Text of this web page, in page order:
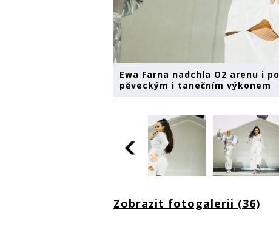
Ewa Farna nadchla O2 arenu i
pěveckým i tanečním výkonem
Zobrazit fotogalerii (36)